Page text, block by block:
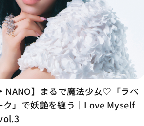
NANO】まるで魔法少女♡「ラベ
ク」で妖艶を纏う｜Love Myself